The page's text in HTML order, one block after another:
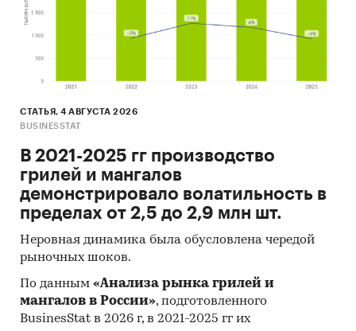
СТАТЬЯ, 4 АВГУСТА 2026
BUSINESSTAT
В 2021-2025 гг производство
грилей и мангалов
демонстрировало волатильность в
пределах от 2,5 до 2,9 млн шт.
Неровная динамика была обусловлена чередой
рыночных шоков.
По данным «Анализа рынка грилей и
мангалов в России», подготовленного
BusinesStat в 2026 г, в 2021-2025 гг их